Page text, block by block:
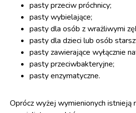
pasty przeciw próchnicy;
pasty wybielające;
pasty dla osób z wrażliwymi
pasty dla dzieci lub osób
pasty zawierające wyłącznie
pasty przeciwbakteryjne;
pasty enzymatyczne.
Oprócz wyżej wymienionych istnieją